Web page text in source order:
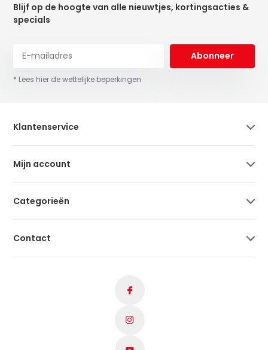
Blijf op de hoogte van alle nieuwtjes, kortingsacties &
specials
Abonneer
* Lees hier de wettelijke beperkingen
Klantenservice
Mijn account
Categorieën
Contact